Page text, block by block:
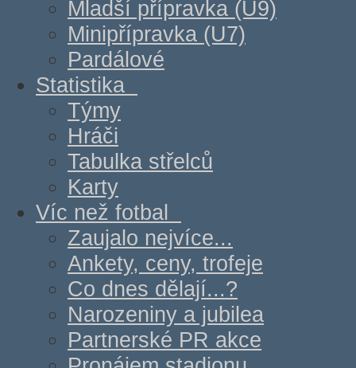
Mladší přípravka (U9)
Minipřípravka (U7)
Pardálové
Statistika
Týmy
Hráči
Tabulka střelců
Karty
Víc než fotbal
Zaujalo nejvíce...
Ankety, ceny, trofeje
Co dnes dělají...?
Narozeniny a jubilea
Partnerské PR akce